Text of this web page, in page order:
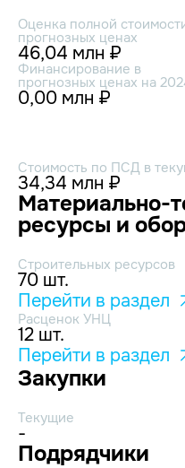
Оценка полной
прогнозных ценах
46,04 млн ₽
Финансирование в
прогнозных ценах на
0,00 млн ₽
Стоимость по ПСД в
34,34 млн ₽
Материально-
ресурсы и
Строительных ресурсов
70 шт.
Перейти в раздел
Расценок УНЦ
12 шт.
Перейти в раздел
Закупки
Текущие
-
Подрядчики